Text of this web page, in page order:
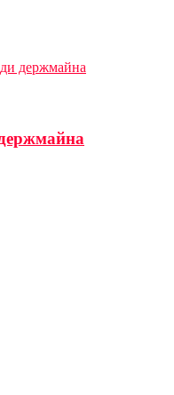
держмайна